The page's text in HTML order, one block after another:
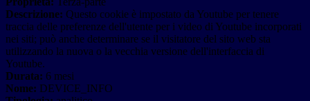
Descrizione: Questo cookie è impostato da Youtube per tenere
traccia delle preferenze dell'utente per i video di Youtube incorporati
nei siti; può anche determinare se il visitatore del sito web sta
utilizzando la nuova o la vecchia versione dell'interfaccia di
Youtube.
Durata: 6 mesi
Nome: DEVICE_INFO